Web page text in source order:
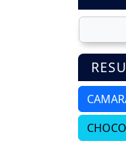
CHOCO